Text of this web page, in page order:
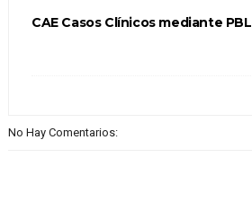
CAE Casos Clínicos mediante PBL
No Hay Comentarios: